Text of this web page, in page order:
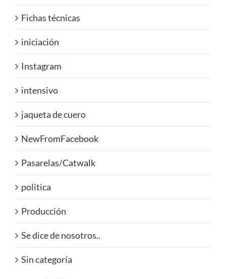
Fichas técnicas
iniciación
Instagram
intensivo
jaqueta de cuero
NewFromFacebook
Pasarelas/Catwalk
politica
Producción
Se dice de nosotros..
Sin categoría